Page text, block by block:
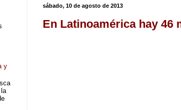
sábado, 10 de agosto de 2013
En Latinoamérica hay 46
y